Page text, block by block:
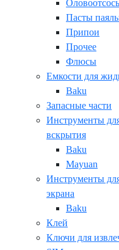
Пасты
Припои
Прочее
Флюсы
Емкости для
Baku
Запасные части
Инструменты
вскрытия
Baku
Mayuan
Инструменты
экрана
Baku
Клей
Ключи для